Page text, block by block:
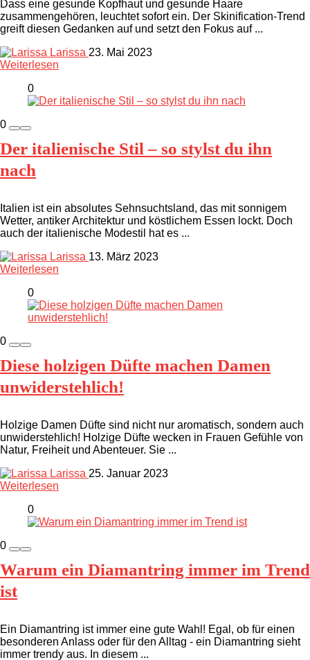
Dass eine gesunde Kopfhaut und gesunde Haare
zusammengehören, leuchtet sofort ein. Der Skinification-Trend
greift diesen Gedanken auf und setzt den Fokus auf ...
Larissa 23. Mai 2023
Weiterlesen
0
0
Der italienische Stil – so stylst du ihn
nach
Italien ist ein absolutes Sehnsuchtsland, das mit sonnigem
Wetter, antiker Architektur und köstlichem Essen lockt. Doch
auch der italienische Modestil hat es ...
Larissa 13. März 2023
Weiterlesen
0
0
Diese holzigen Düfte machen Damen
unwiderstehlich!
Holzige Damen Düfte sind nicht nur aromatisch, sondern auch
unwiderstehlich! Holzige Düfte wecken in Frauen Gefühle von
Natur, Freiheit und Abenteuer. Sie ...
Larissa 25. Januar 2023
Weiterlesen
0
0
Warum ein Diamantring immer im Trend
ist
Ein Diamantring ist immer eine gute Wahl! Egal, ob für einen
besonderen Anlass oder für den Alltag - ein Diamantring sieht
immer trendy aus. In diesem ...